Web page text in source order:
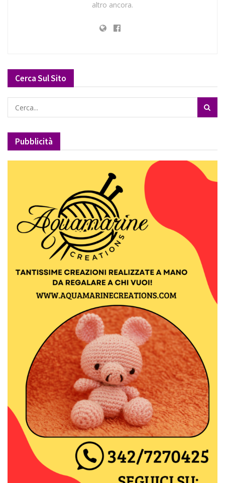
altro ancora.
Cerca Sul Sito
Pubblicità